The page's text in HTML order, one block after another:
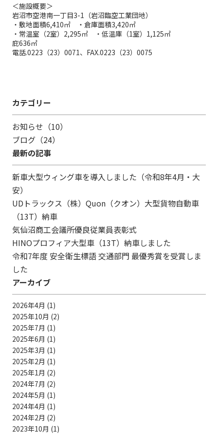
＜施設概要＞
岩沼市空港南一丁目3-1（岩沼臨空工業団地）
・敷地面積6,410㎡ ・倉庫面積3,420㎡
・常温室（2室）2,295㎡ ・低温庫（1室）1,125㎡
庇636㎡
電話.0223（23）0071、FAX.0223（23）0075
カテゴリー
お知らせ（10）
ブログ（24）
最新の記事
新車大型ウィング車を導入しました（令和8年4月・大
安）
UDトラックス（株）Quon（クオン）大型貨物自動車
（13T）納車
気仙沼商工会議所優良従業員表彰式
HINOプロフィア大型車（13T）納車しました
令和7年度 安全衛生標語 交通部門 最優秀賞を受賞しま
した
アーカイブ
2026年4月 (1)
2025年10月 (2)
2025年7月 (1)
2025年6月 (1)
2025年3月 (1)
2025年2月 (1)
2025年1月 (2)
2024年7月 (2)
2024年5月 (1)
2024年4月 (1)
2024年2月 (2)
2023年10月 (1)